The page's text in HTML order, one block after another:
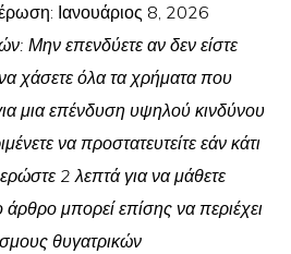
Ιανουάριος 8, 2026
Μην επενδύετε αν δεν είστε
χάσετε όλα τα χρήματα που
μια επένδυση υψηλού κινδύνου
να προστατευτείτε εάν κάτι
2 λεπτά για να μάθετε
μπορεί επίσης να περιέχει
θυγατρικών